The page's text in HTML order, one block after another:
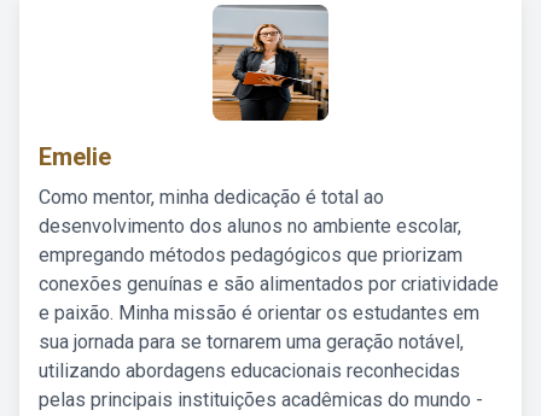
Emelie
Como mentor, minha dedicação é total ao
desenvolvimento dos alunos no ambiente escolar,
empregando métodos pedagógicos que priorizam
conexões genuínas e são alimentados por criatividade
e paixão. Minha missão é orientar os estudantes em
sua jornada para se tornarem uma geração notável,
utilizando abordagens educacionais reconhecidas
pelas principais instituições acadêmicas do mundo -